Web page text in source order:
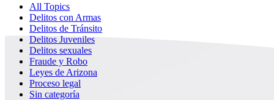
All Topics
Delitos con Armas
Delitos de Tránsito
Delitos Juveniles
Delitos sexuales
Fraude y Robo
Leyes de Arizona
Proceso legal
Sin categoría